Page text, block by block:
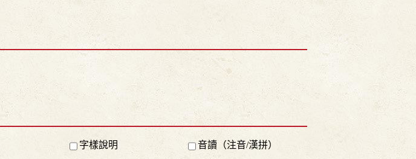
字樣說明 音讀（注音/漢拼）